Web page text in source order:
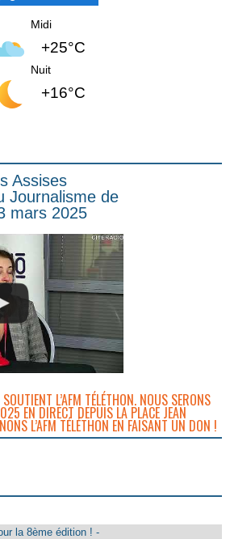
Midi
+25°C
Nuit
+16°C
Assises
Journalisme de
mars 2025
L’AFM TÉLÉTHON. NOUS SERONS
EN DIRECT DEPUIS LA PLACE JEAN
L’AFM TÉLÉTHON EN FAISANT UN DON !
la 8ème édition ! -